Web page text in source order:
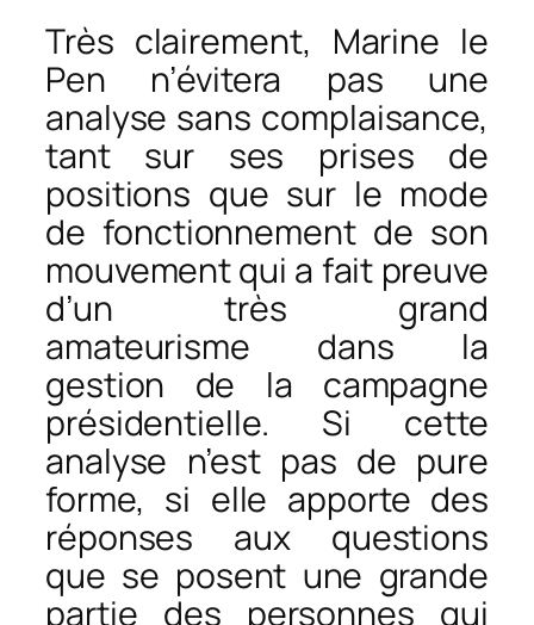
Très clairement, Marine le
Pen n’évitera pas une
analyse sans complaisance,
tant sur ses prises de
positions que sur le mode
de fonctionnement de son
mouvement qui a fait preuve
d’un très grand
amateurisme dans la
gestion de la campagne
présidentielle. Si cette
analyse n’est pas de pure
forme, si elle apporte des
réponses aux questions
que se posent une grande
partie des personnes qui